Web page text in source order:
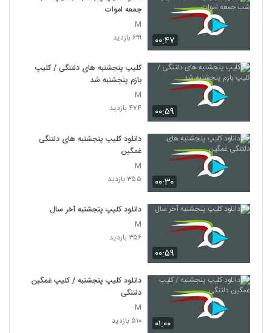
۰۰:۴۷
جمعه اموات
M
۶۹۹ بازدید
۰۰:۵۹
کلیپ پنجشنبه های دلتنگی / کلیپ
بازم پنجشنبه شد
M
۴۷۴ بازدید
۰۰:۳۰
دانلود کلیپ پنجشنبه های دلتنگی
غمگین
M
۳۵۵ بازدید
۰۰:۵۹
دانلود کلیپ پنجشنبه آخر سال
M
۳۵۶ بازدید
۰۱:۰۰
دانلود کلیپ پنجشنبه / کلیپ غمگین
دلتنگی
M
۵۱۰ بازدید